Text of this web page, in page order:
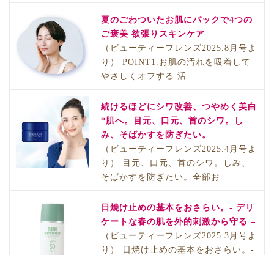
夏のごわついたお肌にパックで4つの
ご褒美 欲張りスキンケア
（ビューティーフレンズ2025.8月号よ
り） POINT1.お肌の汚れを吸着して
やさしくオフする 活
続けるほどにシワ改善、つやめく美白
*肌へ。目元、口元、首のシワ。し
み、そばかすを防ぎたい。
（ビューティーフレンズ2025.4月号よ
り） 目元、口元、首のシワ。しみ、
そばかすを防ぎたい。全部お
日焼け止めの基本をおさらい。- デリ
ケートな春の肌を外的刺激から守る –
（ビューティーフレンズ2025.3月号よ
り） 日焼け止めの基本をおさらい。-